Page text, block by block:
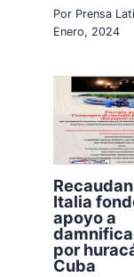
Por Prensa
Enero, 2024
Italia
apoyo a
por
Cuba